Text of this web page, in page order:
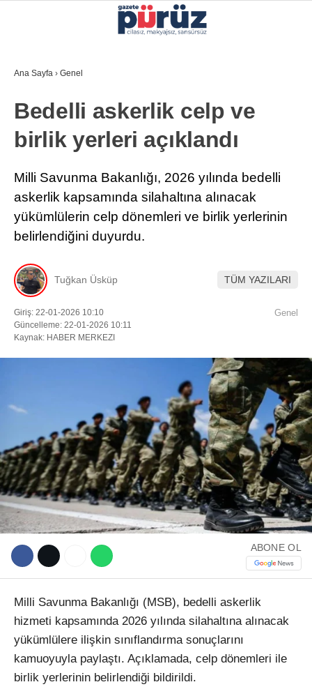
WhatsApp İhbar Hattı
Instagram
Youtube
TikTok
31.3
YEREL YÖNETIMLER
GÜNCEL
EKONOMI
POLITIKA
SPOR
DIĞER
Ana Sayfa › Genel
Bedelli askerlik celp ve
birlik yerleri açıklandı
Milli Savunma Bakanlığı, 2026 yılında bedelli
askerlik kapsamında silahaltına alınacak
yükümlülerin celp dönemleri ve birlik yerlerinin
belirlendiğini duyurdu.
Tuğkan Üsküp TÜM YAZILARI
Giriş: 22-01-2026 10:10
Güncelleme: 22-01-2026 10:11
Kaynak: HABER MERKEZI
Genel
ABONE OL
Milli Savunma Bakanlığı (MSB), bedelli askerlik
hizmeti kapsamında 2026 yılında silahaltına alınacak
yükümlülere ilişkin sınıflandırma sonuçlarını
kamuoyuyla paylaştı. Açıklamada, celp dönemleri ile
birlik yerlerinin belirlendiği bildirildi.